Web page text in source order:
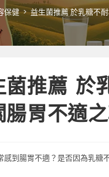
保健 > 益生菌推薦 於乳糖不
菌推薦 於
腸胃不適
感到腸胃不適？是否因為乳糖